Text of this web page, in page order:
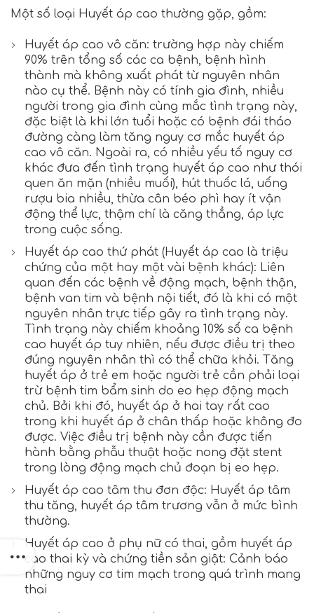
Một số loại Huyết áp cao thường gặp, gồm:
Huyết áp cao vô căn: trường hợp này chiếm
90% trên tổng số các ca bệnh, bệnh hình
thành mà không xuất phát từ nguyên nhân
nào cụ thể. Bệnh này có tính gia đình, nhiều
người trong gia đình cùng mắc tình trạng này,
đặc biệt là khi lớn tuổi hoặc có bệnh đái tháo
đường càng làm tăng nguy cơ mắc huyết áp
cao vô căn. Ngoài ra, có nhiều yếu tố nguy cơ
khác đưa đến tình trạng huyết áp cao như thói
quen ăn mặn (nhiều muối), hút thuốc lá, uống
rượu bia nhiều, thừa cân béo phì hay ít vận
động thể lực, thậm chí là căng thẳng, áp lực
trong cuộc sống.
Huyết áp cao thứ phát (Huyết áp cao là triệu
chứng của một hay một vài bệnh khác): Liên
quan đến các bệnh về động mạch, bệnh thận,
bệnh van tim và bệnh nội tiết, đó là khi có một
nguyên nhân trực tiếp gây ra tình trạng này.
Tình trạng này chiếm khoảng 10% số ca bệnh
cao huyết áp tuy nhiên, nếu được điều trị theo
đúng nguyên nhân thì có thể chữa khỏi. Tăng
huyết áp ở trẻ em hoặc người trẻ cần phải loại
trừ bệnh tim bẩm sinh do eo hẹp động mạch
chủ. Bởi khi đó, huyết áp ở hai tay rất cao
trong khi huyết áp ở chân thấp hoặc không đo
được. Việc điều trị bệnh này cần được tiến
hành bằng phẫu thuật hoặc nong đặt stent
trong lòng động mạch chủ đoạn bị eo hẹp.
Huyết áp cao tâm thu đơn độc: Huyết áp tâm
thu tăng, huyết áp tâm trương vẫn ở mức bình
thường.
Huyết áp cao ở phụ nữ có thai, gồm huyết áp
cao thai kỳ và chứng tiền sản giật: Cảnh báo
những nguy cơ tim mạch trong quá trình mang
thai